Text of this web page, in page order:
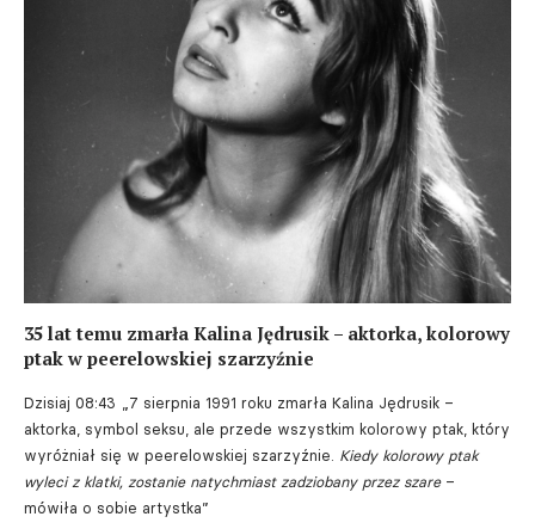
35 lat temu zmarła Kalina Jędrusik – aktorka, kolorowy
ptak w peerelowskiej szarzyźnie
Dzisiaj 08:43
„7 sierpnia 1991 roku zmarła Kalina Jędrusik –
aktorka, symbol seksu, ale przede wszystkim kolorowy ptak, który
wyróżniał się w peerelowskiej szarzyźnie. Kiedy kolorowy ptak
wyleci z klatki, zostanie natychmiast zadziobany przez szare–
mówiła o sobie artystka”